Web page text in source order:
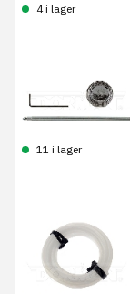
4 i lager
11 i lager